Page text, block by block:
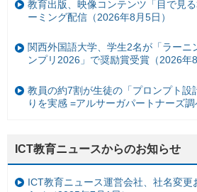
教育出版、映像コンテンツ「目で見
ーミング配信（2026年8月5日）
関西外国語大学、学生2名が「ラーニ
ンプリ2026」で奨励賞受賞（2026年8
教員の約7割が生徒の「プロンプト設
りを実感 =アルサーガパートナーズ調
ICT教育ニュースからのお知らせ
ICT教育ニュース運営会社、社名変更